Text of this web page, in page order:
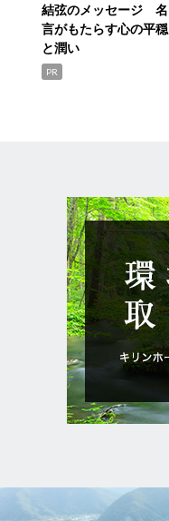
結弦のメッセージ 名
言がもたらす心の平穏
と潤い
PR